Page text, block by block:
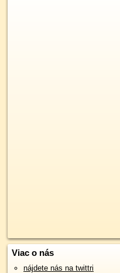
Viac o nás
nájdete nás na twittri